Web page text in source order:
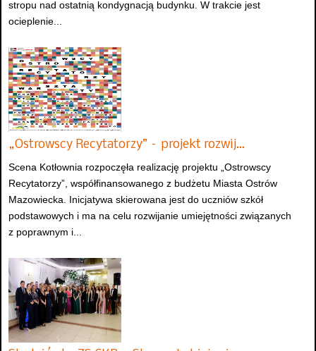
stropu nad ostatnią kondygnacją budynku. W trakcie jest
ocieplenie...
„Ostrowscy Recytatorzy” – projekt rozwij…
Scena Kotłownia rozpoczęła realizację projektu „Ostrowscy
Recytatorzy”, współfinansowanego z budżetu Miasta Ostrów
Mazowiecka. Inicjatywa skierowana jest do uczniów szkół
podstawowych i ma na celu rozwijanie umiejętności związanych
z poprawnym i...